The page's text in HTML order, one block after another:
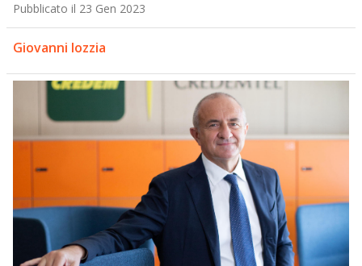
Pubblicato il 23 Gen 2023
Giovanni Iozzia